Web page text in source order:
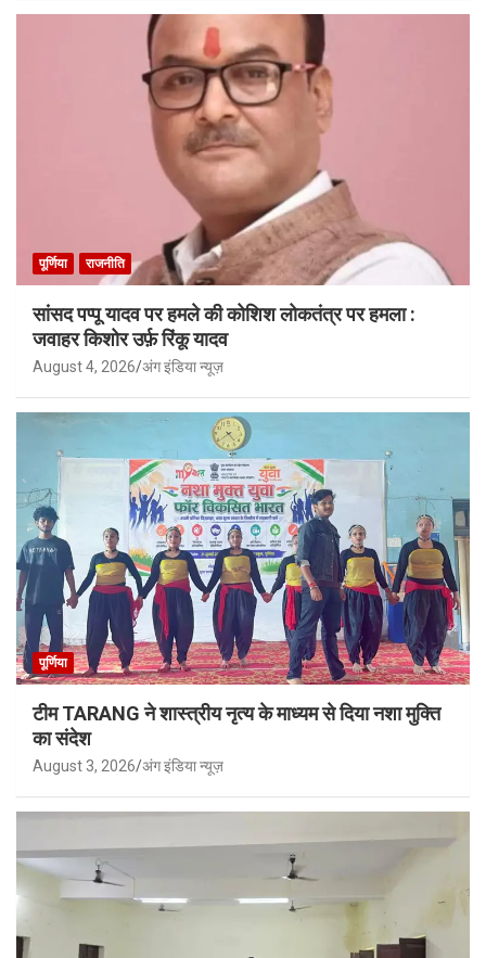
पूर्णिया राजनीति
सांसद पप्पू यादव पर हमले की कोशिश लोकतंत्र पर हमला :
जवाहर किशोर उर्फ़ रिंकू यादव
August 4, 2026 अंग इंडिया न्यूज़
पूर्णिया
टीम TARANG ने शास्त्रीय नृत्य के माध्यम से दिया नशा मुक्ति
का संदेश
August 3, 2026 अंग इंडिया न्यूज़